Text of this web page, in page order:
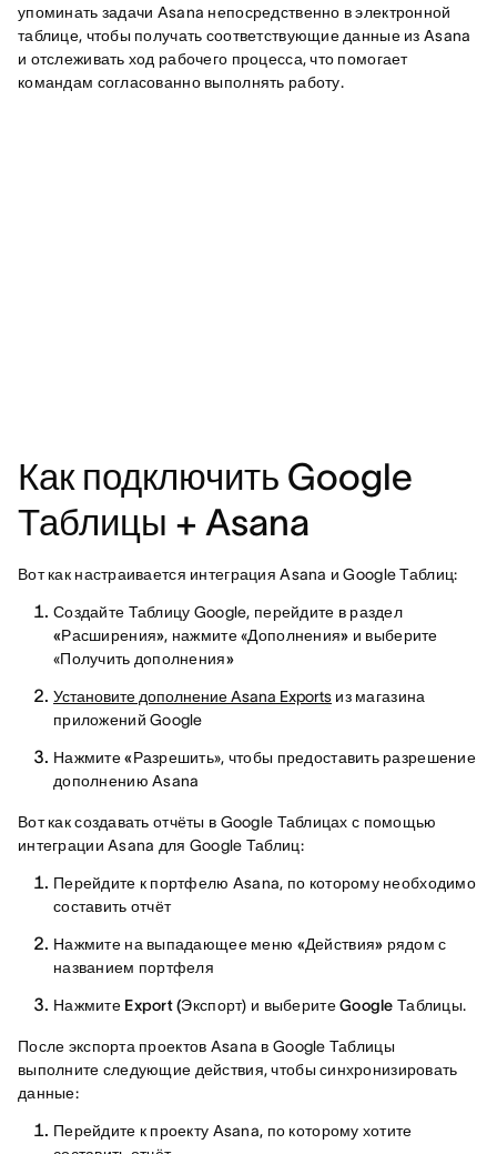
упоминать задачи Asana непосредственно в электронной
таблице, чтобы получать соответствующие данные из Asana
и отслеживать ход рабочего процесса, что помогает
командам согласованно выполнять работу.
Как подключить Google
Таблицы + Asana
Вот как настраивается интеграция Asana и Google Таблиц:
Создайте Таблицу Google, перейдите в раздел
«Расширения», нажмите «Дополнения» и выберите
«Получить дополнения»
Установите дополнение Asana Exports из магазина
приложений Google
Нажмите «Разрешить», чтобы предоставить разрешение
дополнению Asana
Вот как создавать отчёты в Google Таблицах с помощью
интеграции Asana для Google Таблиц:
Перейдите к портфелю Asana, по которому необходимо
составить отчёт
Нажмите на выпадающее меню «Действия» рядом с
названием портфеля
Нажмите Export (Экспорт) и выберитеGoogle Таблицы.
После экспорта проектов Asana в Google Таблицы
выполните следующие действия, чтобы синхронизировать
данные:
Перейдите к проекту Asana, по которому хотите